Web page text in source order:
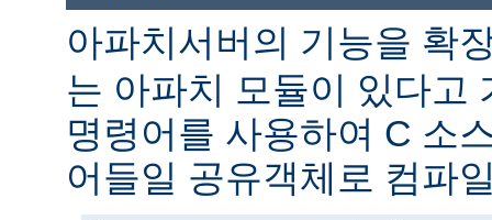
아파치서버의 기능을 확
는 아파치 모듈이 있다고
명령어를 사용하여 C 소
어들일 공유객체로 컴파